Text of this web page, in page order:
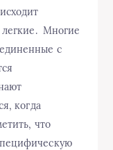
легкие. Многие
с
когда
что